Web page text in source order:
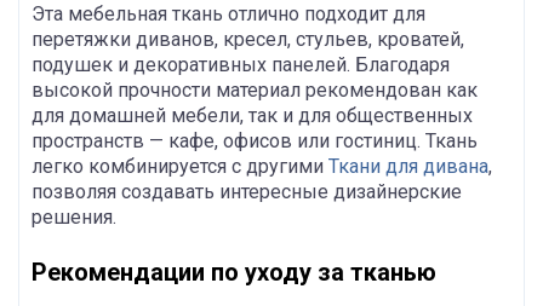
Эта мебельная ткань отлично подходит для
перетяжки диванов, кресел, стульев, кроватей,
подушек и декоративных панелей. Благодаря
высокой прочности материал рекомендован как
для домашней мебели, так и для общественных
пространств — кафе, офисов или гостиниц. Ткань
легко комбинируется с другими Ткани для дивана,
позволяя создавать интересные дизайнерские
решения.
Рекомендации по уходу за тканью